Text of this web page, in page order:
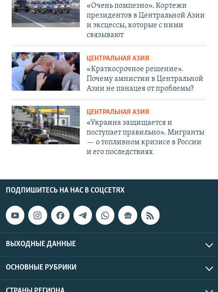
«Очень помпезно». Кортежи
президентов в Центральной Азии
и эксцессы, которые с ними
связывают
ЦЕНТРАЛЬНАЯ АЗИЯ
«Краткосрочное решение».
Почему амнистии в Центральной
Азии не панацея от проблемы?
ЦЕНТРАЛЬНАЯ АЗИЯ
«Украина защищается и
поступает правильно». Мигранты
— о топливном кризисе в России
и его последствиях
ПОДПИШИТЕСЬ НА НАС В СОЦСЕТЯХ
ВЫХОДНЫЕ ДАННЫЕ
ОСНОВНЫЕ РУБРИКИ